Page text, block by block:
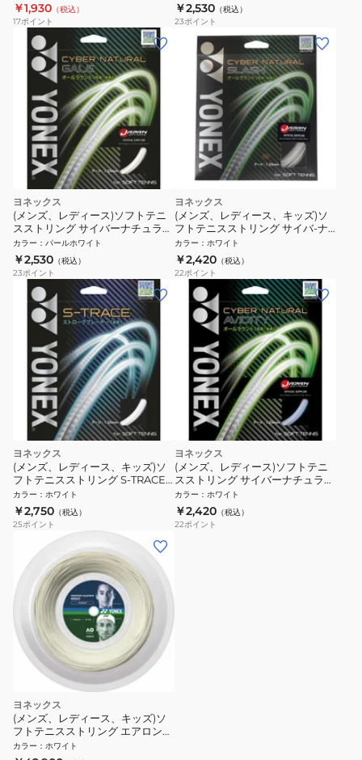
￥1,930 （税込）
17ポイント
￥2,530 （税込）
23ポイント
ヨネックス
(メンズ、レディース)ソフトテニ
スストリング サイバーナチュラル
ゲイル CSG650GA-013
カラー ： パールホワイト
￥2,530 （税込）
23ポイント
ヨネックス
(メンズ、レディース、キッズ)ソ
フトテニスストリング サイバ-ナ
チュラルスラッシュ CSG550SL-
011+
カラー ： ホワイト
￥2,420 （税込）
22ポイント
ヨネックス
(メンズ、レディース、キッズ)ソ
フトテニスストリング S-TRACE
SGST-570
カラー ： ホワイト
￥2,750 （税込）
25ポイント
ヨネックス
(メンズ、レディース)ソフトテニ
スストリング サイバーナチュラル
アビディティ CSG550AD-305
カラー ： ホワイト
￥2,420 （税込）
22ポイント
ヨネックス
(メンズ、レディース、キッズ)ソ
フトテニスストリング エアロンス
ーパー850 200M ATG850R2-011
カラー ： ホワイト